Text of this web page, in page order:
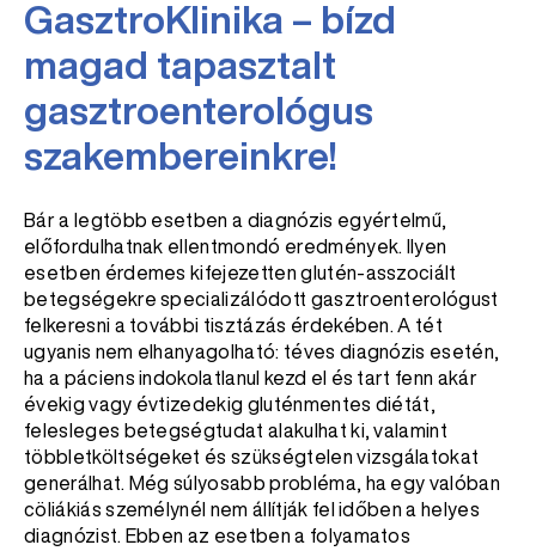
GasztroKlinika – bízd
magad tapasztalt
gasztroenterológus
szakembereinkre!
Bár a legtöbb esetben a diagnózis egyértelmű,
előfordulhatnak ellentmondó eredmények. Ilyen
esetben érdemes kifejezetten glutén-asszociált
betegségekre specializálódott gasztroenterológust
felkeresni a további tisztázás érdekében. A tét
ugyanis nem elhanyagolható: téves diagnózis esetén,
ha a páciens indokolatlanul kezd el és tart fenn akár
évekig vagy évtizedekig gluténmentes diétát,
felesleges betegségtudat alakulhat ki, valamint
többletköltségeket és szükségtelen vizsgálatokat
generálhat. Még súlyosabb probléma, ha egy valóban
cöliákiás személynél nem állítják fel időben a helyes
diagnózist. Ebben az esetben a folyamatos